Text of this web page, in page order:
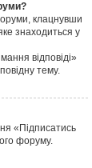
клацнувши
знаходиться у
відповіді»
тему.
«Підписатись
форуму.